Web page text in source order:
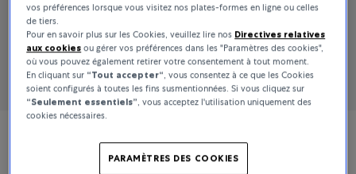
Bucherer Fine Jewellery
vos préférences lorsque vous visitez nos plates-formes en ligne ou celles
de tiers.
Pour en savoir plus sur les Cookies, veuillez lire nos Directives relatives
aux cookies ou gérer vos préférences dans les "Paramètres des cookies",
où vous pouvez également retirer votre consentement à tout moment.
En cliquant sur “Tout accepter“ , vous consentez à ce que les Cookies
soient configurés à toutes les fins susmentionnées. Si vous cliquez sur
“Seulement essentiels” , vous acceptez l'utilisation uniquement des
cookies nécessaires.
PARAMÈTRES DES COOKIES